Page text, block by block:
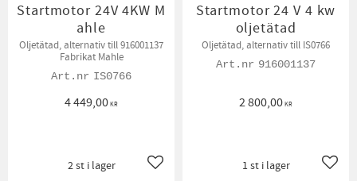
Startmotor 24V 4KW M
ahle
Oljetätad, alternativ till 916001137
Fabrikat Mahle
IS0766
4 449,00KR
Lägg till i favoriter
2 st i lager
Startmotor 24 V 4 kw
oljetätad
Oljetätad, alternativ till IS0766
916001137
2 800,00KR
1 st i lager